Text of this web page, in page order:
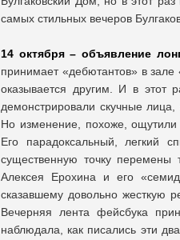
самых стильных вечеров
14 октября – объявление
принимает «дебютантов» в
оказывается другим. И в этот
демонстрировали скучные
Но изменение, похоже,
Его парадоксальный, легкий
существенную точку перемены
Алексея Ерохина и его
сказавшему довольно жесткую
Вечерняя лента фейсбука
наблюдала, как писались эти